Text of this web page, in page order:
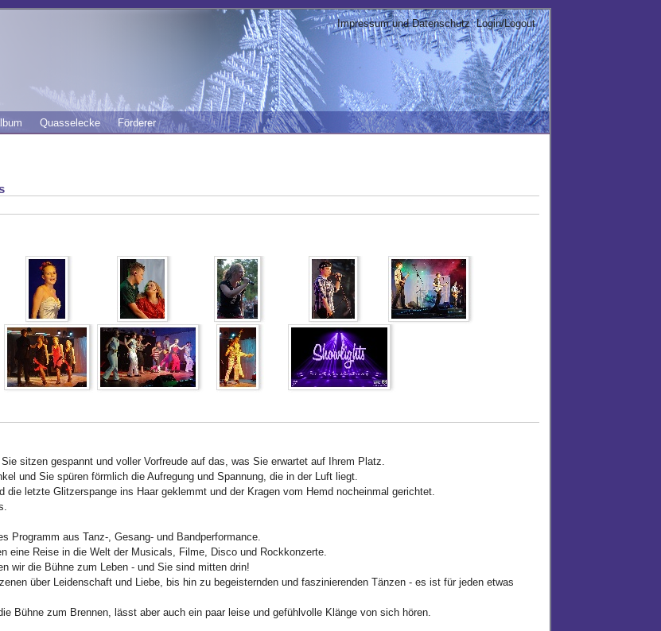
Impressum und Datenschutz Login/Logout
Quasselecke Förderer
sitzen gespannt und voller Vorfreude auf das, was Sie erwartet auf Ihrem Platz.
und Sie spüren förmlich die Aufregung und Spannung, die in der Luft liegt.
die letzte Glitzerspange ins Haar geklemmt und der Kragen vom Hemd nocheinmal gerichtet.
Programm aus Tanz-, Gesang- und Bandperformance.
eine Reise in die Welt der Musicals, Filme, Disco und Rockkonzerte.
wir die Bühne zum Leben - und Sie sind mitten drin!
über Leidenschaft und Liebe, bis hin zu begeisternden und faszinierenden Tänzen - es ist für jeden etwas
Bühne zum Brennen, lässt aber auch ein paar leise und gefühlvolle Klänge von sich hören.